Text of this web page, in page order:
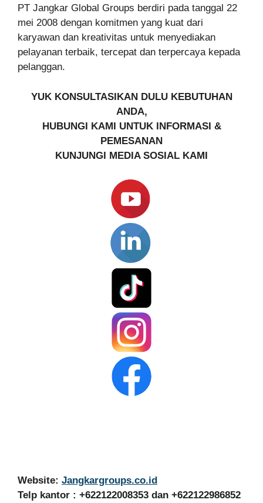
PT Jangkar Global Groups berdiri pada tanggal 22
mei 2008 dengan komitmen yang kuat dari
karyawan dan kreativitas untuk menyediakan
pelayanan terbaik, tercepat dan terpercaya kepada
pelanggan.
YUK KONSULTASIKAN DULU KEBUTUHAN
ANDA,
HUBUNGI KAMI UNTUK INFORMASI &
PEMESANAN
KUNJUNGI MEDIA SOSIAL KAMI
Website: Jangkargroups.co.id
Telp kantor : +622122008353 dan +622122986852